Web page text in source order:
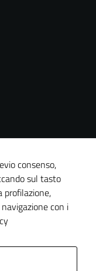
consenso,
sul tasto
con i